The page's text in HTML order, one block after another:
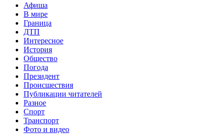
Афиша
В мире
Граница
ДТП
Интересное
История
Общество
Погода
Президент
Происшествия
Публикации читателей
Разное
Спорт
Транспорт
Фото и видео